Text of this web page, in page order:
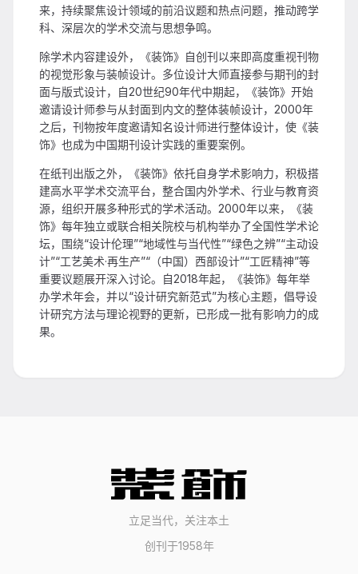
来，持续聚焦设计领域的前沿议题和热点问题，推动跨学
科、深层次的学术交流与思想争鸣。
除学术内容建设外，《装饰》自创刊以来即高度重视刊物
的视觉形象与装帧设计。多位设计大师直接参与期刊的封
面与版式设计，自20世纪90年代中期起，《装饰》开始
邀请设计师参与从封面到内文的整体装帧设计，2000年
之后，刊物按年度邀请知名设计师进行整体设计，使《装
饰》也成为中国期刊设计实践的重要案例。
在纸刊出版之外，《装饰》依托自身学术影响力，积极搭
建高水平学术交流平台，整合国内外学术、行业与教育资
源，组织开展多种形式的学术活动。2000年以来，《装
饰》每年独立或联合相关院校与机构举办了全国性学术论
坛，围绕“设计伦理”“地域性与当代性”“绿色之辨”“主动设
计”“工艺美术·再生产”“（中国）西部设计”“工匠精神”等
重要议题展开深入讨论。自2018年起，《装饰》每年举
办学术年会，并以“设计研究新范式”为核心主题，倡导设
计研究方法与理论视野的更新，已形成一批有影响力的成
果。
立足当代，关注本土
创刊于1958年